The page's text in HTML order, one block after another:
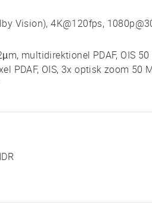
Vision), 4K@120fps,
multidirektionel PDAF, OIS 50
PDAF, OIS, 3x optisk zoom 50